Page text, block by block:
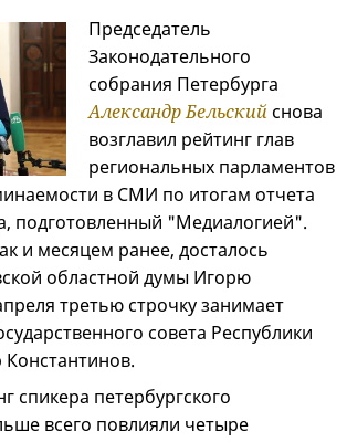
Председатель
Законодательного
собрания Петербурга
Александр Бельскийснова
возглавил рейтинг глав
региональных парламентов
в СМИ по итогам отчета
подготовленный "Медиалогией".
и месяцем ранее, досталось
областной думы Игорю
третью строчку занимает
совета Республики
спикера петербургского
всего повлияли четыре